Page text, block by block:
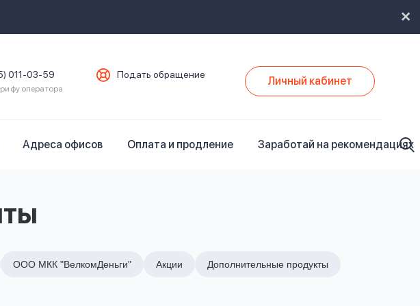
011-03-59
оператора
Подать обращение Личный кабинет
Адреса офисов Оплата и продление Заработай на рекомендациях
ООО МКК "ВелкомДеньги" Акции Дополнительные продукты